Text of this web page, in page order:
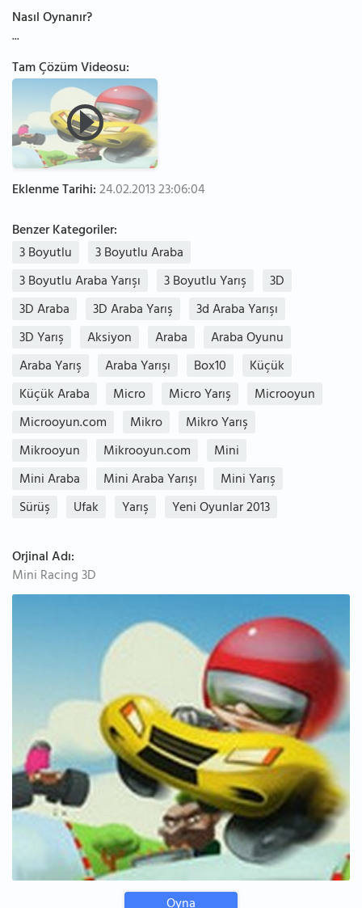
Nasıl Oynanır?
...
Tam Çözüm Videosu:
Eklenme Tarihi:24.02.2013 23:06:04
Benzer Kategoriler:
3 Boyutlu
3 Boyutlu Araba
3 Boyutlu Araba Yarışı
3 Boyutlu Yarış
3D
3D Araba
3D Araba Yarış
3d Araba Yarışı
3D Yarış
Aksiyon Araba
Araba Oyunu
Araba Yarış
Araba Yarışı Box10
Küçük
Küçük Araba
Micro Micro Yarış
Microoyun
Microoyun.com
Mikro
Mikro Yarış
Mikrooyun
Mikrooyun.com
Mini
Mini Araba
Mini Araba Yarışı
Mini Yarış
Sürüş
Ufak Yarış Yeni Oyunlar 2013
Orjinal Adı:
Mini Racing 3D